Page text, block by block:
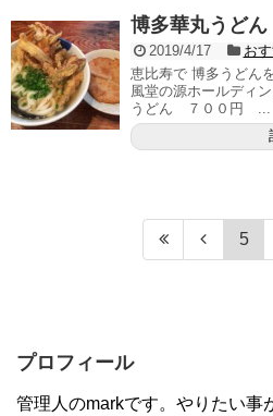
博多華丸うどん
2019/4/17 お
恵比寿で 博多うどん
風堂の源ホールディ
うどん ７００円 ...
5
プロフィール
管理人のmarkです。やりたい事